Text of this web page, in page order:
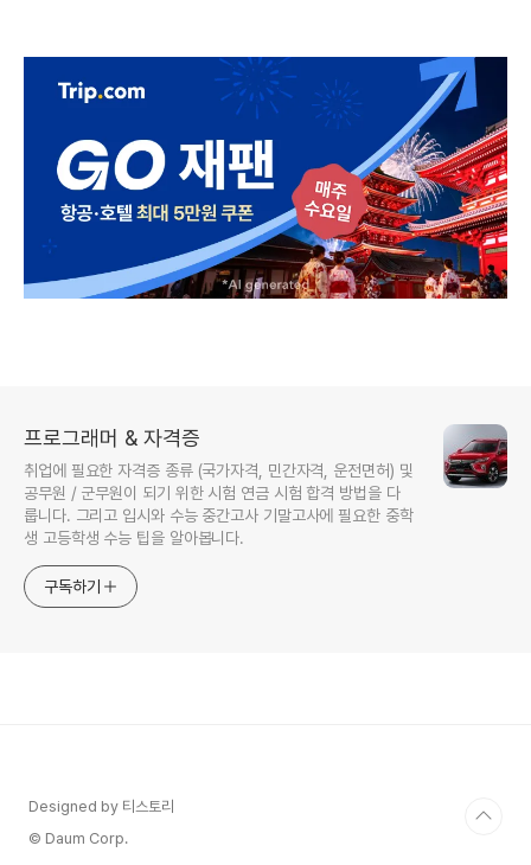
프로그래머 & 자격증
취업에 필요한 자격증 종류 (국가자격, 민간자격, 운전면허) 및
공무원 / 군무원이 되기 위한 시험 연금 시험 합격 방법을 다
룹니다. 그리고 입시와 수능 중간고사 기말고사에 필요한 중학
생 고등학생 수능 팁을 알아봅니다.
구독하기
Designed by 티스토리
© Daum Corp.